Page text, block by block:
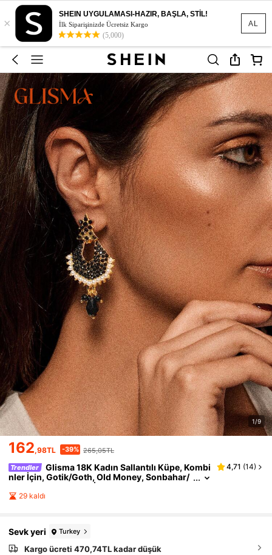
AL
×
SHEIN UYGULAMASI-HAZIR, BAŞLA, STİL!
İlk Siparişinizde Ücretsiz Kargo
(5,000)
1/9
162,98TL -39% 265,05TL
Trendler
Glisma 18K Kadın Sallantılı Küpe, Kombi
nler İçin, Gotik/Goth, Old Money, Sonbahar/
Kış, Anne/Kadın/Kız İçin, Premium, Vintage,
Kristal Taşlı, Katlı
4,71 (14)
29 kaldı
Sevk yeri Turkey
Kargo ücreti 470,74TL kadar düşük